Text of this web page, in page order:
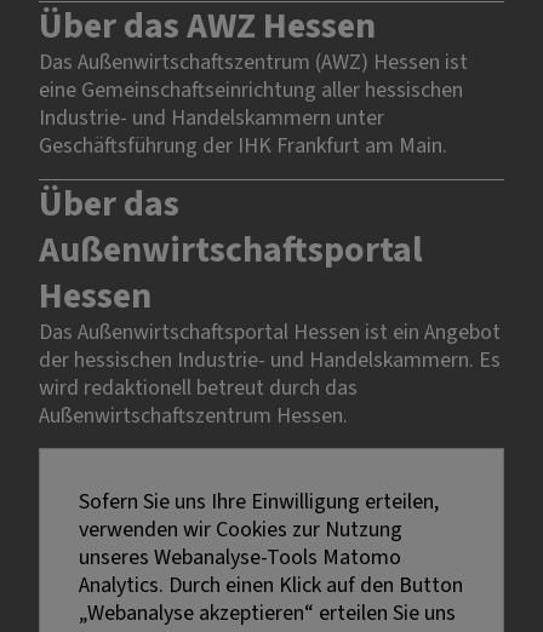
Über das AWZ Hessen
Das Außenwirtschaftszentrum (AWZ) Hessen ist
eine Gemeinschaftseinrichtung aller hessischen
Industrie- und Handelskammern unter
Geschäftsführung der IHK Frankfurt am Main.
Über das
Außenwirtschaftsportal
Hessen
Das Außenwirtschaftsportal Hessen ist ein Angebot
der hessischen Industrie- und Handelskammern. Es
wird redaktionell betreut durch das
Außenwirtschaftszentrum Hessen.
Impressum
Datenschutz
Erklärung zur Barrierefreiheit
Sofern Sie uns Ihre Einwilligung erteilen,
verwenden wir Cookies zur Nutzung
unseres Webanalyse-Tools Matomo
Analytics. Durch einen Klick auf den Button
„Webanalyse akzeptieren“ erteilen Sie uns